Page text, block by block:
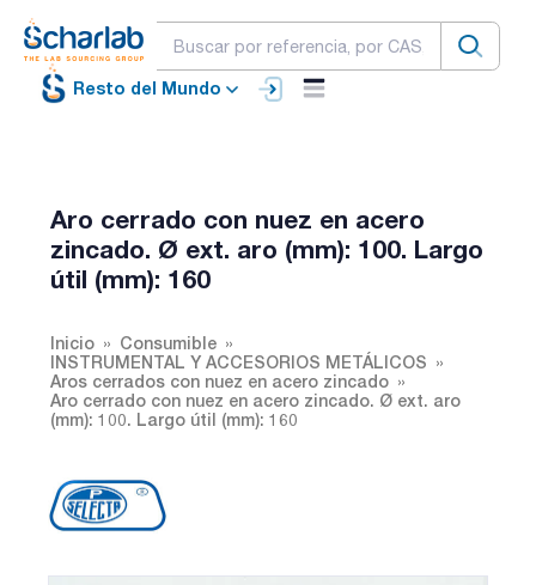
Resto del Mundo
Aro cerrado con nuez en acero
zincado. Ø ext. aro (mm): 100. Largo
útil (mm): 160
Inicio
Consumible
INSTRUMENTAL Y ACCESORIOS METÁLICOS
Aros cerrados con nuez en acero zincado
Aro cerrado con nuez en acero zincado. Ø ext. aro
(mm): 100. Largo útil (mm): 160